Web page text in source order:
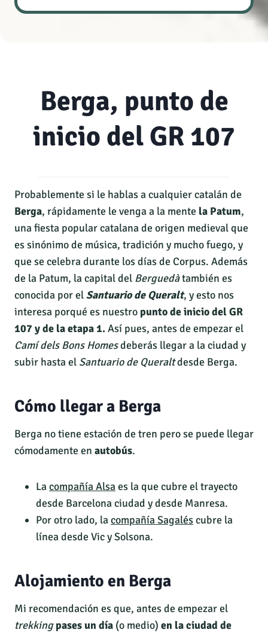
Berga, punto de
inicio del GR 107
Probablemente si le hablas a cualquier catalán de
Berga, rápidamente le venga a la mente la Patum,
una fiesta popular catalana de origen medieval que
es sinónimo de música, tradición y mucho fuego, y
que se celebra durante los días de Corpus. Además
de la Patum, la capital del Berguedàtambién es
conocida por elSantuario de Queralt, y esto nos
interesa porqué es nuestro punto de inicio del GR
107 y de la etapa 1.Así pues, antes de empezar el
Camí dels Bons Homesdeberás llegar a la ciudad y
subir hasta el Santuario de Queraltdesde Berga.
Cómo llegar a Berga
Berga no tiene estación de tren pero se puede llegar
cómodamente en autobús.
Lacompañía Alsaes la que cubre el trayecto
desde Barcelona ciudad y desde Manresa.
Por otro lado, lacompañía Sagaléscubre la
línea desde Vic y Solsona.
Alojamiento en Berga
Mi recomendación es que, antes de empezar el
trekking pases un día (o medio) en la ciudad de